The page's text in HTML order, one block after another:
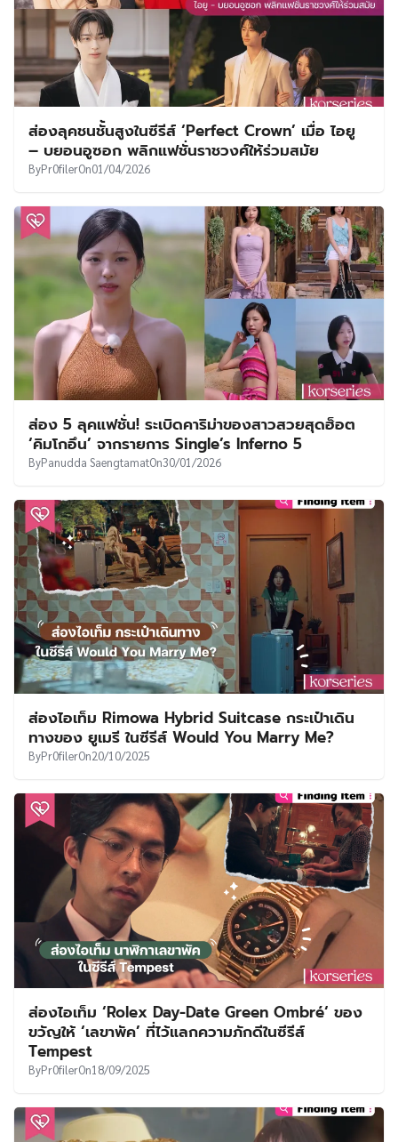
ส่องลุคชนชั้นสูงในซีรีส์ ‘Perfect Crown’ เมื่อ ไอยู
– บยอนอูซอก พลิกแฟชั่นราชวงศ์ให้ร่วมสมัย
ByPr0filerOn01/04/2026
ส่อง 5 ลุคแฟชั่น! ระเบิดคาริม่าของสาวสวยสุดฮ็อต
‘คิมโกอึน’ จากรายการ Single’s Inferno 5
ByPanudda SaengtamatOn30/01/2026
ส่องไอเท็ม Rimowa Hybrid Suitcase กระเป๋าเดิน
ทางของ ยูเมรี ในซีรีส์ Would You Marry Me?
ByPr0filerOn20/10/2025
ส่องไอเท็ม ‘Rolex Day-Date Green Ombré‘ ของ
ขวัญให้ ‘เลขาพัค’ ที่ไว้แลกความภักดีในซีรีส์
Tempest
ByPr0filerOn18/09/2025